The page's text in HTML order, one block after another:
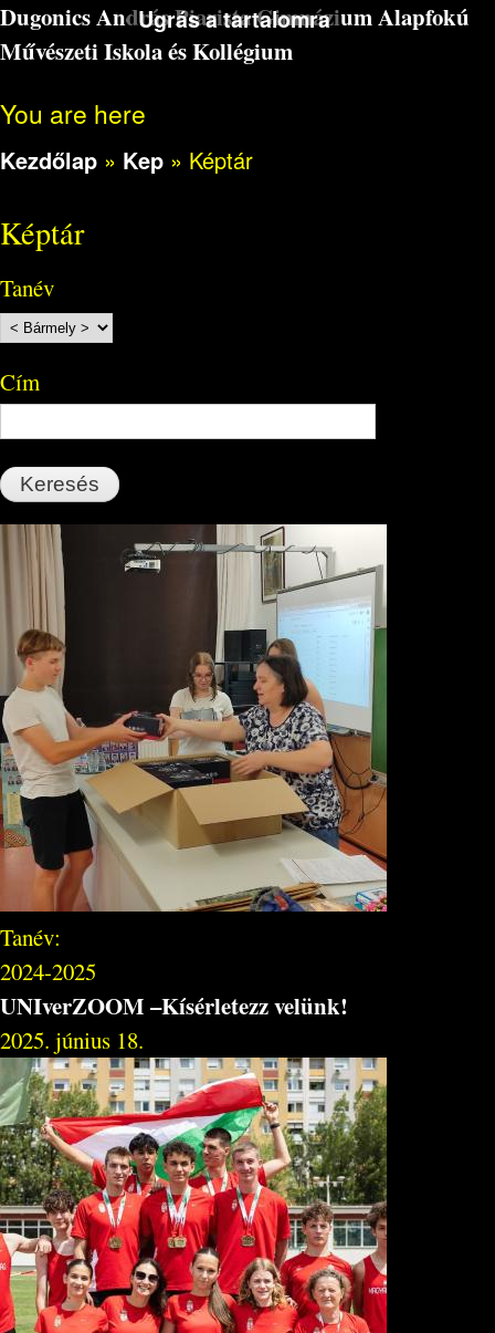
Ugrás a tartalomra
Dugonics András Piarista Gimnázium Alapfokú
Művészeti Iskola és Kollégium
You are here
Kezdőlap » Kep » Képtár
Képtár
Tanév
Cím
Tanév:
2024-2025
UNIverZOOM –Kísérletezz velünk!
2025. június 18.